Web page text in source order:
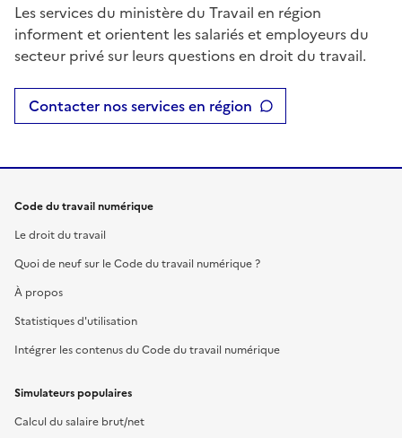
Les services du ministère du Travail en région
informent et orientent les salariés et employeurs du
secteur privé sur leurs questions en droit du travail.
Contacter nos services en région
Code du travail numérique
Le droit du travail
Quoi de neuf sur le Code du travail numérique ?
À propos
Statistiques d'utilisation
Intégrer les contenus du Code du travail numérique
Simulateurs populaires
Calcul du salaire brut/net